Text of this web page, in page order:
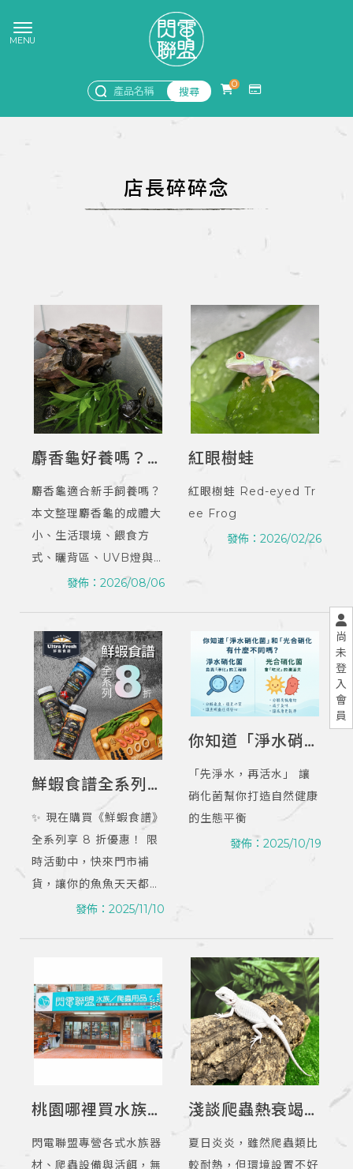
尚
未
登
入
會
員
0
店長碎碎念
麝香龜好養嗎？飼
養環境、餵食與照
顧重點
麝香龜適合新手飼養嗎？
本文整理麝香龜的成體大
小、生活環境、餵食方
式、曬背區、UVB燈與
水質管理重點。
發佈：2026/08/06
紅眼樹蛙
紅眼樹蛙 Red-eyed Tr
ee Frog
發佈：2026/02/26
鮮蝦食譜全系列8
折｜爬蟲店｜桃園
爬蟲店
✨ 現在購買《鮮蝦食譜》
全系列享 8 折優惠！ 限
時活動中，快來門市補
貨，讓你的魚魚天天都能
吃到新鮮海味！發佈：2025/11/10
你知道「淨水硝化
菌」和「光合硝化
菌」有什麼不同
嗎？｜爬蟲專賣｜
桃園爬蟲專賣
「先淨水，再活水」 讓
硝化菌幫你打造自然健康
的生態平衡
發佈：2025/10/19
桃園哪裡買水族爬
蟲用品？｜爬蟲店
｜桃園爬蟲店
閃電聯盟專營各式水族器
材、爬蟲設備與活餌，無
淺談爬蟲熱衰竭?
｜爬蟲用品店｜桃
園爬蟲用品店
夏日炎炎，雖然爬蟲類比
較耐熱，但環境設置不好